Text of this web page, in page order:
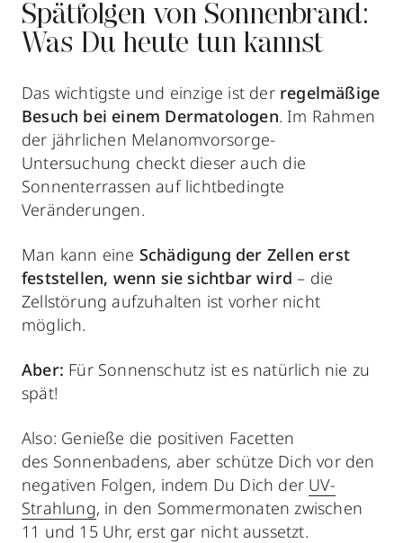
Spätfolgen von Sonnenbrand:
Was Du heute tun kannst
Das wichtigste und einzige ist der regelmäßige
Besuch bei einem Dermatologen. Im Rahmen
der jährlichen Melanomvorsorge-
Untersuchung checkt dieser auch die
Sonnenterrassen auf lichtbedingte
Veränderungen.
Man kann eine Schädigung der Zellen erst
feststellen, wenn sie sichtbar wird – die
Zellstörung aufzuhalten ist vorher nicht
möglich.
Aber: Für Sonnenschutz ist es natürlich nie zu
spät!
Also: Genieße die positiven Facetten
des Sonnenbadens, aber schütze Dich vor den
negativen Folgen, indem Du Dich der UV-
Strahlung, in den Sommermonaten zwischen
11 und 15 Uhr, erst gar nicht aussetzt.